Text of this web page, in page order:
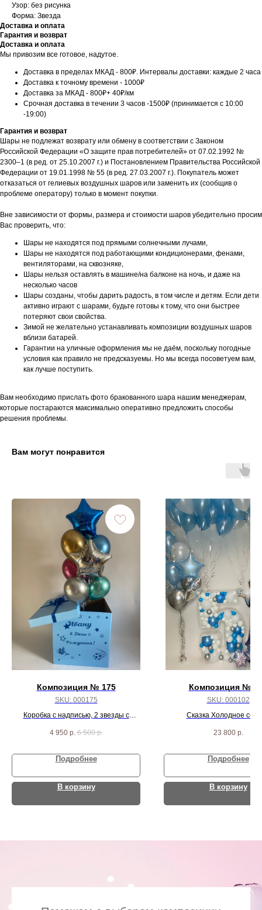
Узор: без рисунка
Форма: Звезда
Доставка и оплата
Гарантия и возврат
Доставка и оплата
Мы привозим все готовое, надутое.
Доставка в пределах МКАД - 800₽. Интервалы доставки: каждые 2 часа
Доставка к точному времени - 1000₽
Доставка за МКАД - 800₽+ 40₽/км
Срочная доставка в течении 3 часов -1500₽ (принимается с 10:00
-19:00)
Гарантия и возврат
Шары не подлежат возврату или обмену в соответствии с Законом
Российской Федерации «О защите прав потребителей» от 07.02.1992 №
2300–1 (в ред. от 25.10.2007 г.) и Постановлением Правительства Российской
Федерации от 19.01.1998 № 55 (в ред. 27.03.2007 г.). Покупатель может
отказаться от гелиевых воздушных шаров или заменить их (сообщив о
проблеме оператору) только в момент покупки.
Вне зависимости от формы, размера и стоимости шаров убедительно просим
Вас проверить, что:
Шары не находятся под прямыми солнечными лучами,
Шары не находятся под работающими кондиционерами, фенами,
вентиляторами, на сквозняке,
Шары нельзя оставлять в машине/на балконе на ночь, и даже на
несколько часов
Шары созданы, чтобы дарить радость, в том числе и детям. Если дети
активно играют с шарами, будьте готовы к тому, что они быстрее
потеряют свои свойства.
Зимой не желательно устанавливать композиции воздушных шаров
вблизи батарей.
Гарантии на уличные оформления мы не даём, поскольку погодные
условия как правило не предсказуемы. Но мы всегда посоветуем вам,
как лучше поступить.
Вам необходимо прислать фото бракованного шара нашим менеджерам,
которые постараются максимально оперативно предложить способы
решения проблемы.
Вам могут понравится
Композиция № 175
SKU: 000175
Коробка с надписью, 2 звезды с
шаров
4 950 р. 6 500 р.
Подробнее
В корзину
Композиция №
SKU: 000102
Сказка Холодное
23 800 р.
Подробнее
В корзину